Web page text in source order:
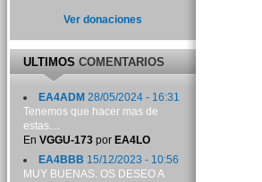
Ver donaciones
ULTIMOSCOMENTARIOS
EA4ADM 28/05/2024 - 16:31
Tenemos que hacer mas de
estas....
En VGGU-173por EA4LO
EA4BBB 15/12/2023 - 10:56
MUY BUENAS. OS DESEO A